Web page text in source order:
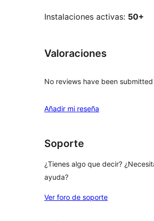
Instalaciones activas: 50+
Valoraciones
No reviews have been
Añadir mi reseña
Soporte
¿Tienes algo que decir?
ayuda?
Ver foro de soporte